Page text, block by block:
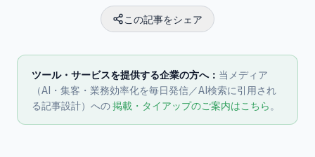
この記事をシェア
ツール・サービスを提供する企業の方へ： 当メディア
（AI・集客・業務効率化を毎日発信／AI検索に引用され
る記事設計）への掲載・タイアップのご案内はこちら。